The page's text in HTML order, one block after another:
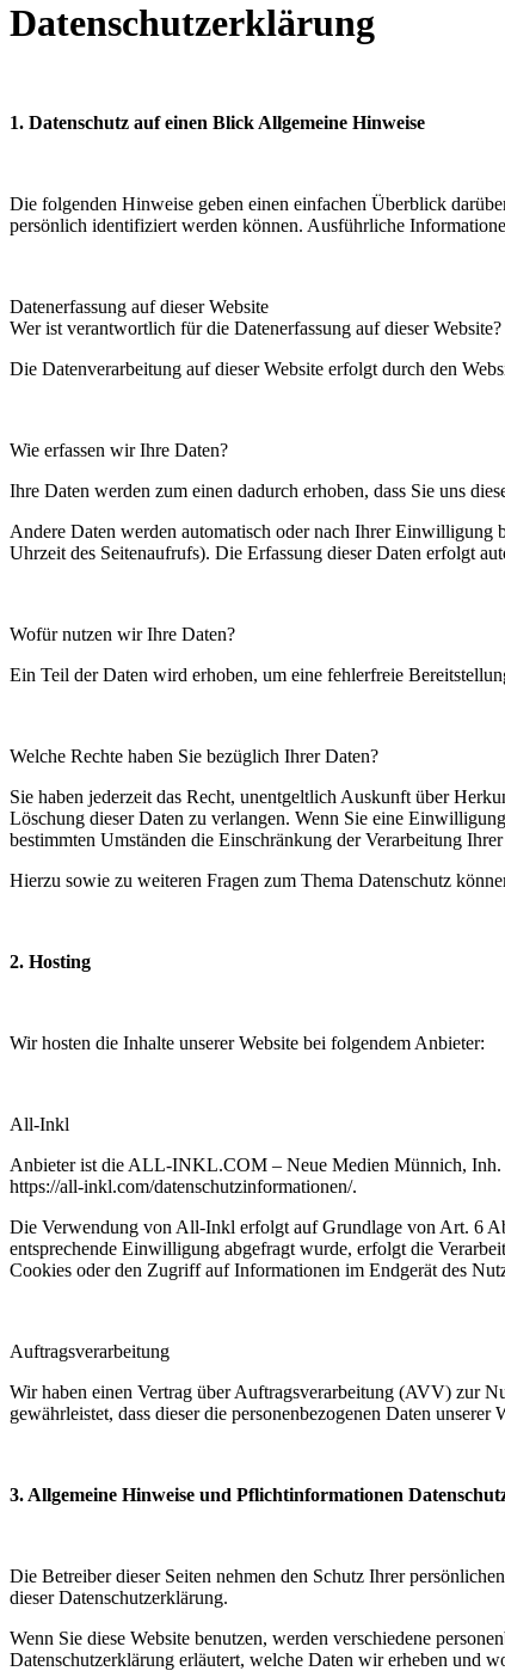
Datenschutzerklärung
1. Datenschutz auf einen Blick Allgemeine Hinweise
Die folgenden Hinweise geben einen einfachen Überblick
persönlich identifiziert werden können. Ausführliche
Datenerfassung auf dieser Website
Wer ist verantwortlich für die Datenerfassung auf dieser Website?
Die Datenverarbeitung auf dieser Website erfolgt durch den
Wie erfassen wir Ihre Daten?
Ihre Daten werden zum einen dadurch erhoben, dass Sie uns
Andere Daten werden automatisch oder nach Ihrer Einwilligung
Uhrzeit des Seitenaufrufs). Die Erfassung dieser Daten erfolgt
Wofür nutzen wir Ihre Daten?
Ein Teil der Daten wird erhoben, um eine fehlerfreie
Welche Rechte haben Sie bezüglich Ihrer Daten?
Sie haben jederzeit das Recht, unentgeltlich Auskunft über
Löschung dieser Daten zu verlangen. Wenn Sie eine
bestimmten Umständen die Einschränkung der Verarbeitung
Hierzu sowie zu weiteren Fragen zum Thema Datenschutz
2. Hosting
Wir hosten die Inhalte unserer Website bei folgendem Anbieter:
All-Inkl
Anbieter ist die ALL-INKL.COM – Neue Medien Münnich, Inh.
https://all-inkl.com/datenschutzinformationen/.
Die Verwendung von All-Inkl erfolgt auf Grundlage von Art. 6
entsprechende Einwilligung abgefragt wurde, erfolgt die
Cookies oder den Zugriff auf Informationen im Endgerät des
Auftragsverarbeitung
Wir haben einen Vertrag über Auftragsverarbeitung (AVV) zur
gewährleistet, dass dieser die personenbezogenen Daten
3. Allgemeine Hinweise und Pflichtinformationen
Die Betreiber dieser Seiten nehmen den Schutz Ihrer
dieser Datenschutzerklärung.
Wenn Sie diese Website benutzen, werden verschiedene
Datenschutzerklärung erläutert, welche Daten wir erheben und